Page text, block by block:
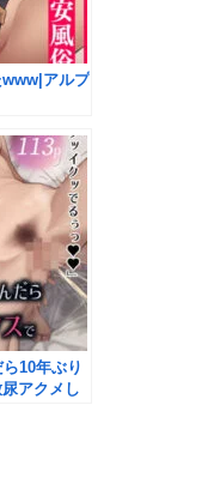
www|アルプ
10年ぶり
アクメし